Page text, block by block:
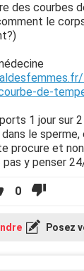
des courbes
le
de-
1 jour sur
le sperme,
procure et
pas y penser
0
Posez